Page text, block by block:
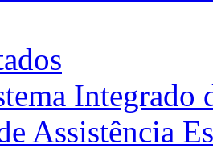
Integrado
Assistência